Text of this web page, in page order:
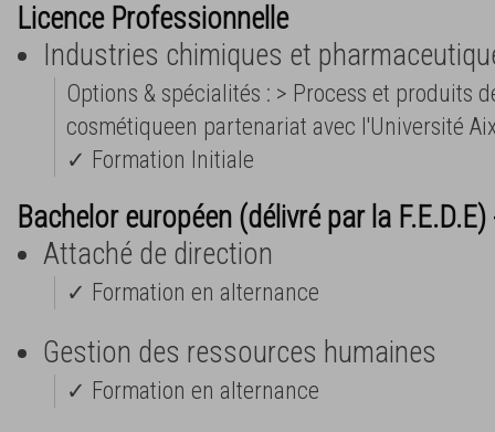
Licence Professionnelle
Industries chimiques et
Options & spécialités : > Process et produits
cosmétiqueen partenariat avec l'Université
✓ Formation Initiale
Bachelor européen (délivré par la
Attaché de direction
✓ Formation en alternance
Gestion des ressources humaines
✓ Formation en alternance